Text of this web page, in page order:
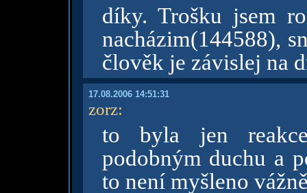
díky. Trošku jsem
nacházim(144588),
člověk je závislej na
17.08.2006 14:51:31
zorz:
to byla jen
podobným duchu a
to není myšleno